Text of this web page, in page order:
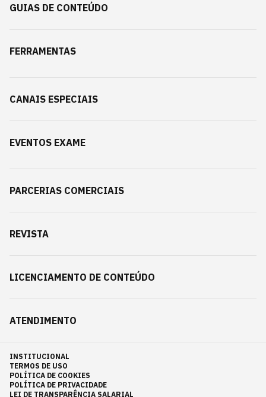
GUIAS DE CONTEÚDO
FERRAMENTAS
CANAIS ESPECIAIS
EVENTOS EXAME
PARCERIAS COMERCIAIS
REVISTA
LICENCIAMENTO DE CONTEÚDO
ATENDIMENTO
INSTITUCIONAL
TERMOS DE USO
POLÍTICA DE COOKIES
POLÍTICA DE PRIVACIDADE
LEI DE TRANSPARÊNCIA SALARIAL